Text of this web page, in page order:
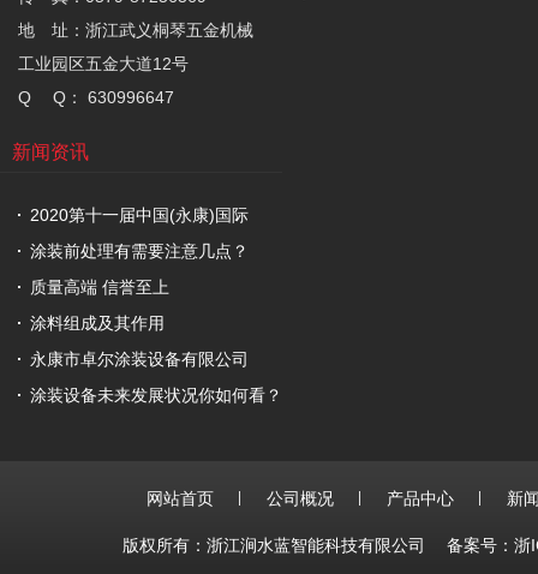
地 址：浙江武义桐琴五金机械
工业园区五金大道12号
Q Q： 630996647
新闻资讯
2020第十一届中国(永康)国际
涂装前处理有需要注意几点？
质量高端 信誉至上
涂料组成及其作用
永康市卓尔涂装设备有限公司
涂装设备未来发展状况你如何看？
网站首页 公司概况 产品中心 新
版权所有：浙江涧水蓝智能科技有限公司 备案号：浙